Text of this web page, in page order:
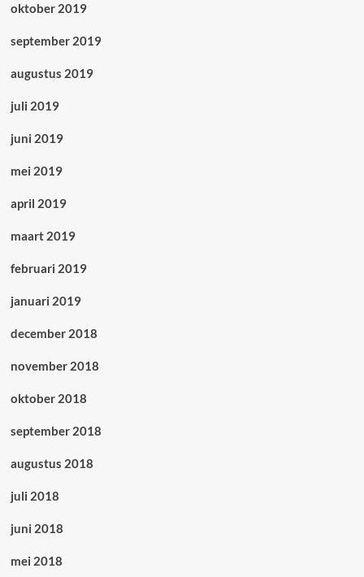
oktober 2019
september 2019
augustus 2019
juli 2019
juni 2019
mei 2019
april 2019
maart 2019
februari 2019
januari 2019
december 2018
november 2018
oktober 2018
september 2018
augustus 2018
juli 2018
juni 2018
mei 2018